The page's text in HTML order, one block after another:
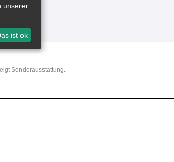
Sonderausstattung.
unserer
ist ok